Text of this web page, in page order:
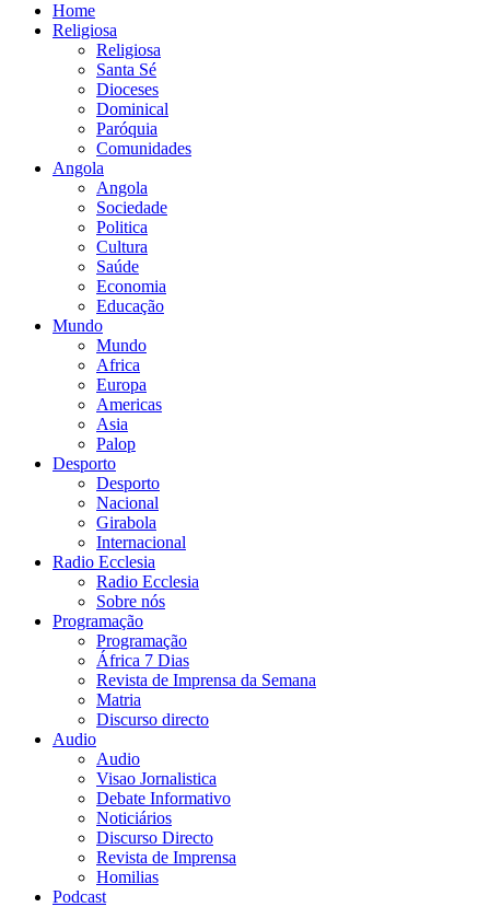
Home
Religiosa
Religiosa
Santa Sé
Dioceses
Dominical
Paróquia
Comunidades
Angola
Angola
Sociedade
Politica
Cultura
Saúde
Economia
Educação
Mundo
Mundo
Africa
Europa
Americas
Asia
Palop
Desporto
Desporto
Nacional
Girabola
Internacional
Radio Ecclesia
Radio Ecclesia
Sobre nós
Programação
Programação
África 7 Dias
Revista de Imprensa da Semana
Matria
Discurso directo
Audio
Audio
Visao Jornalistica
Debate Informativo
Noticiários
Discurso Directo
Revista de Imprensa
Homilias
Podcast